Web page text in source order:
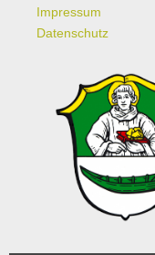
Impressum
Datenschutz